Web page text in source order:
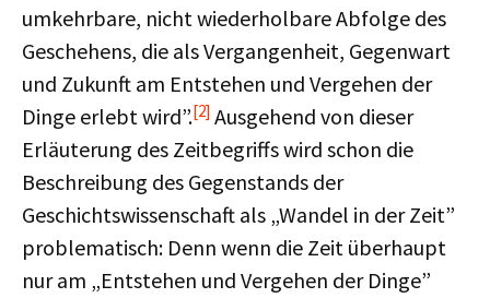
umkehrbare, nicht wiederholbare Abfolge des
Geschehens, die als Vergangenheit, Gegenwart
und Zukunft am Entstehen und Vergehen der
Dinge erlebt wird”.[2] Ausgehend von dieser
Erläuterung des Zeitbegriffs wird schon die
Beschreibung des Gegenstands der
Geschichtswissenschaft als „Wandel in der Zeit”
problematisch: Denn wenn die Zeit überhaupt
nur am „Entstehen und Vergehen der Dinge”